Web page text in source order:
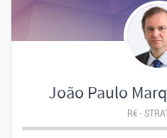
João Paulo
R€ -